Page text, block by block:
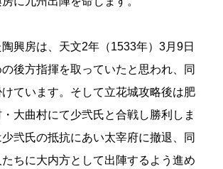
興房は、天文2年（1533年）3月9日
後方指揮を取っていたと思われ、同
ています。そして立花城攻略後は肥
大曲村にて少弐氏と合戦し勝利しま
弐氏の抵抗にあい太宰府に撤退、同
ちに大内方として出陣するよう進め